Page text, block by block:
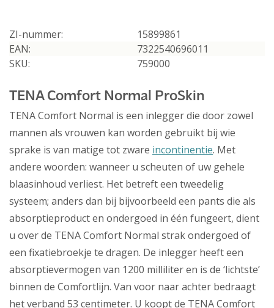
ZI-nummer:
15899861
EAN:
7322540696011
SKU:
759000
TENA Comfort Normal ProSkin
TENA Comfort Normal is een inlegger die door zowel
mannen als vrouwen kan worden gebruikt bij wie
sprake is van matige tot zware incontinentie. Met
andere woorden: wanneer u scheuten of uw gehele
blaasinhoud verliest. Het betreft een tweedelig
systeem; anders dan bij bijvoorbeeld een pants die als
absorptieproduct en ondergoed in één fungeert, dient
u over de TENA Comfort Normal strak ondergoed of
een fixatiebroekje te dragen. De inlegger heeft een
absorptievermogen van 1200 milliliter en is de ‘lichtste’
binnen de Comfortlijn. Van voor naar achter bedraagt
het verband 53 centimeter. U koopt de TENA Comfort